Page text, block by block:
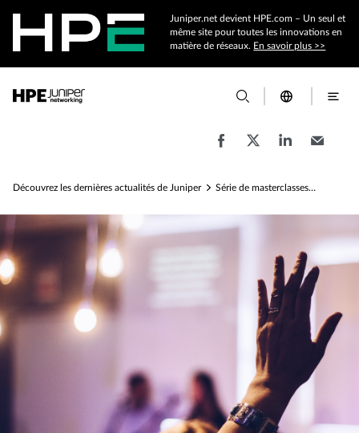
Juniper.net devient HPE.com – Un seul et
même site pour toutes les innovations en
matière de réseaux. En savoir plus >>
Découvrez les dernières actualités de Juniper Série de masterclasses sur les datacenters